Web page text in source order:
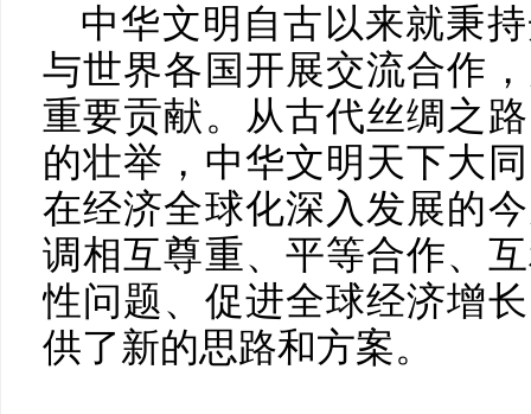
中华文明自古以来就秉
与世界各国开展交流合作
重要贡献。从古代丝绸之
的壮举，中华文明天下大
在经济全球化深入发展的
调相互尊重、平等合作、
性问题、促进全球经济增
供了新的思路和方案。